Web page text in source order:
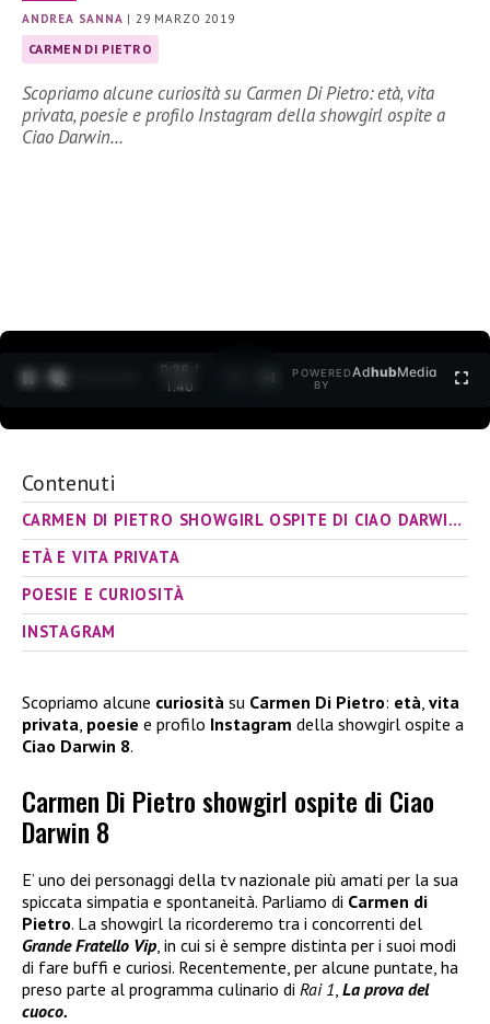
ANDREA SANNA |29 MARZO 2019
CARMEN DI PIETRO
Scopriamo alcune curiosità su Carmen Di Pietro: età, vita
privata, poesie e profilo Instagram della showgirl ospite a
Ciao Darwin…
0:30 /
1:40
POWERED
BY
AdhubMedia
Contenuti
CARMEN DI PIETRO SHOWGIRL OSPITE DI CIAO DARWIN 8
ETÀ E VITA PRIVATA
POESIE E CURIOSITÀ
INSTAGRAM
Scopriamo alcune curiosità su Carmen Di Pietro: età, vita
privata, poesie e profilo Instagram della showgirl ospite a
Ciao Darwin 8.
Carmen Di Pietro showgirl ospite di Ciao
Darwin 8
E’ uno dei personaggi della tv nazionale più amati per la sua
spiccata simpatia e spontaneità. Parliamo di Carmen di
Pietro. La showgirl la ricorderemo tra i concorrenti del
Grande Fratello Vip, in cui si è sempre distinta per i suoi modi
di fare buffi e curiosi. Recentemente, per alcune puntate, ha
preso parte al programma culinario di Rai 1, La prova del
cuoco.